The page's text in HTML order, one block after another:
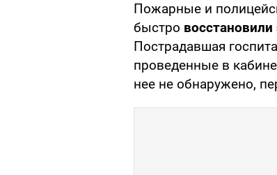
Пожарные и
быстро
Пострадавшая
проведенные в
нее не обнаружено,